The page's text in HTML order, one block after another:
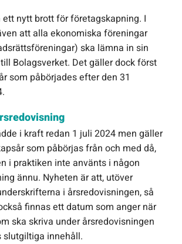
nytt brott för företagskapning. I
att alla ekonomiska föreningar
ska lämna in sin
Bolagsverket. Det gäller dock först
som påbörjades efter den 31
i kraft redan 1 juli 2024 men gäller
som påbörjas från och med då,
i praktiken inte använts i någon
ännu. Nyheten är att, utöver
i årsredovisningen, så
finnas ett datum som anger när
ska skriva under årsredovisningen
slutgiltiga innehåll.